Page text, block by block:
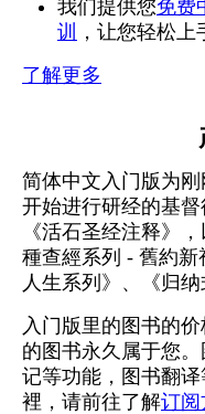
我们提供您免费
训
，让您轻松上
了解更多
简体中文入门版为刚
开始进行研经的基
《活石圣经注释》
種查經系列 - 舊約新
人生系列》、《归
入门版里的图书的
的图书永久属于您
记等功能，图书翻
裡，请前往了解订阅